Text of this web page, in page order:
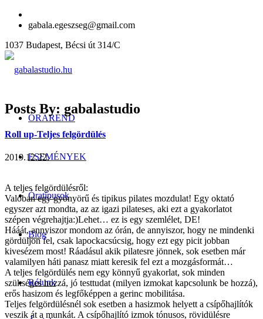
gabala.egeszseg@gmail.com
1037 Budapest, Bécsi út 314/C
ÓRAREND
ESEMÉNYEK
Óratípusok
Blog
Rólunk
Posts By: gabalastudio
Roll up-Teljes felgördülés
2019.12.22.
A teljes felgördülésről:
Valóban egy gyönyörű és tipikus pilates mozdulat! Egy oktató
egyszer azt mondta, az az igazi pilateses, aki ezt a gyakorlatot
szépen végrehajtja:)Lehet… ez is egy szemlélet, DE!
Hááát, annyiszor mondom az órán, de annyiszor, hogy ne mindenki
gördüljön fel, csak lapockacsúcsig, hogy ezt egy picit jobban
kivesézem most! Ráadásul akik pilatesre jönnek, sok esetben már
valamilyen háti panasz miatt keresik fel ezt a mozgásformát…
A teljes felgördülés nem egy könnyű gyakorlat, sok minden
szükséges hozzá, jó testtudat (milyen izmokat kapcsolunk be hozzá),
erős hasizom és legfőképpen a gerinc mobilitása.
Teljes felgördülésnél sok esetben a hasizmok helyett a csípőhajlítók
veszik át a munkát. A csípőhajlító izmok tónusos, rövidülésre